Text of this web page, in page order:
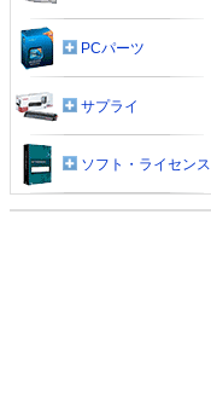
PCパーツ
サプライ
ソフト・ライセンス